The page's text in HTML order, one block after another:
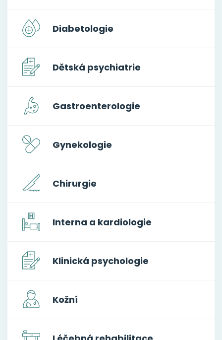
Diabetologie
Dětská psychiatrie
Gastroenterologie
Gynekologie
Chirurgie
Interna a kardiologie
Klinická psychologie
Kožní